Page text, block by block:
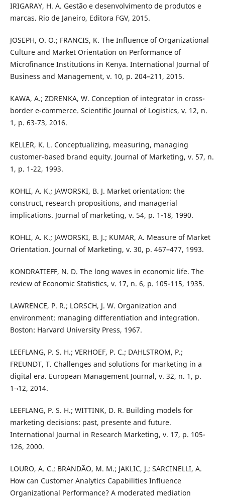
IRIGARAY, H. A. Gestão e desenvolvimento de produtos e
marcas. Rio de Janeiro, Editora FGV, 2015.
JOSEPH, O. O.; FRANCIS, K. The Influence of Organizational
Culture and Market Orientation on Performance of
Microfinance Institutions in Kenya. International Journal of
Business and Management, v. 10, p. 204–211, 2015.
KAWA, A.; ZDRENKA, W. Conception of integrator in cross-
border e-commerce. Scientific Journal of Logistics, v. 12, n.
1, p. 63-73, 2016.
KELLER, K. L. Conceptualizing, measuring, managing
customer-based brand equity. Journal of Marketing, v. 57, n.
1, p. 1-22, 1993.
KOHLI, A. K.; JAWORSKI, B. J. Market orientation: the
construct, research propositions, and managerial
implications. Journal of marketing, v. 54, p. 1-18, 1990.
KOHLI, A. K.; JAWORSKI, B. J.; KUMAR, A. Measure of Market
Orientation. Journal of Marketing, v. 30, p. 467–477, 1993.
KONDRATIEFF, N. D. The long waves in economic life. The
review of Economic Statistics, v. 17, n. 6, p. 105-115, 1935.
LAWRENCE, P. R.; LORSCH, J. W. Organization and
environment: managing differentiation and integration.
Boston: Harvard University Press, 1967.
LEEFLANG, P. S. H.; VERHOEF, P. C.; DAHLSTROM, P.;
FREUNDT, T. Challenges and solutions for marketing in a
digital era. European Management Journal, v. 32, n. 1, p.
1¬12, 2014.
LEEFLANG, P. S. H.; WITTINK, D. R. Building models for
marketing decisions: past, presente and future.
International Journal in Research Marketing, v. 17, p. 105-
126, 2000.
LOURO, A. C.; BRANDÃO, M. M.; JAKLIC, J.; SARCINELLI, A.
How can Customer Analytics Capabilities Influence
Organizational Performance? A moderated mediation